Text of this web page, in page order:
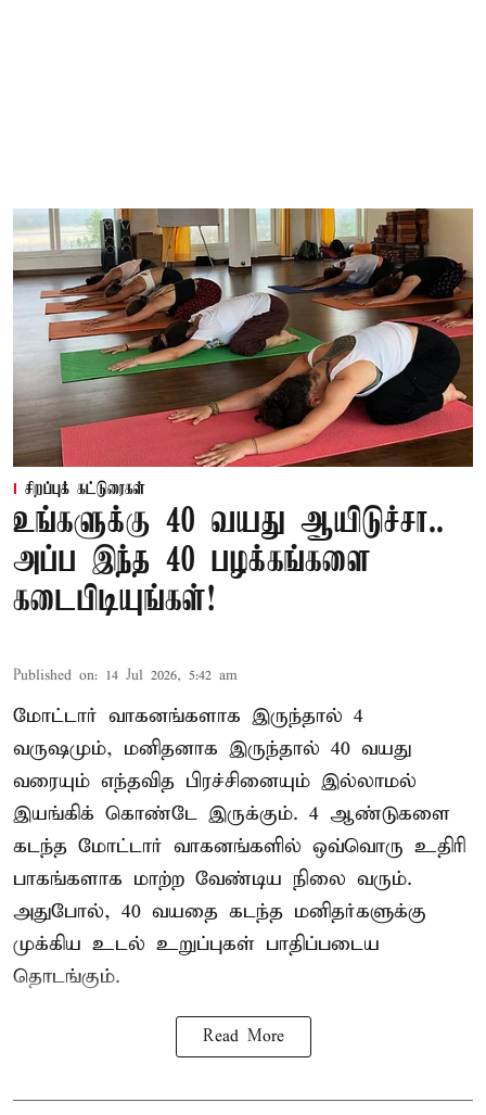
சிறப்புக் கட்டுரைகள்
உங்களுக்கு 40 வயது ஆயிடுச்சா..
அப்ப இந்த 40 பழக்கங்களை
கடைபிடியுங்கள்!
Published on: 14 Jul 2026, 5:42 am
மோட்டார் வாகனங்களாக இருந்தால் 4
வருஷமும், மனிதனாக இருந்தால் 40 வயது
வரையும் எந்தவித பிரச்சினையும் இல்லாமல்
இயங்கிக் கொண்டே இருக்கும். 4 ஆண்டுகளை
கடந்த மோட்டார் வாகனங்களில் ஒவ்வொரு உதிரி
பாகங்களாக மாற்ற வேண்டிய நிலை வரும்.
அதுபோல், 40 வயதை கடந்த மனிதர்களுக்கு
முக்கிய உடல் உறுப்புகள் பாதிப்படைய
தொடங்கும்.
Read More